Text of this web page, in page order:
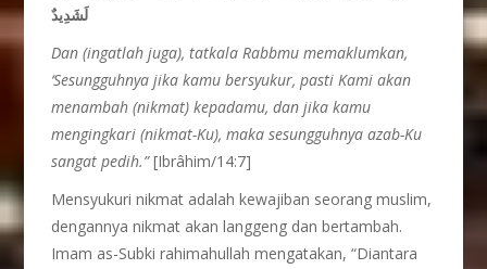
لَشَدِيدٌ
Dan (ingatlah juga), tatkala Rabbmu memaklumkan,
‘Sesungguhnya jika kamu bersyukur, pasti Kami akan
menambah (nikmat) kepadamu, dan jika kamu
mengingkari (nikmat-Ku), maka sesungguhnya azab-Ku
sangat pedih.”[Ibrâhim/14:7]
Mensyukuri nikmat adalah kewajiban seorang muslim,
dengannya nikmat akan langgeng dan bertambah.
Imam as-Subki rahimahullah mengatakan, “Diantara